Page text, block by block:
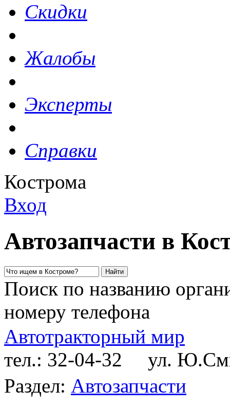
Скидки
Жалобы
Эксперты
Справки
Кострома
Вход
Автозапчасти в
Поиск по названию
номеру телефона
Автотракторный мир
тел.: 32-04-32
ул.
Раздел: Автозапчасти